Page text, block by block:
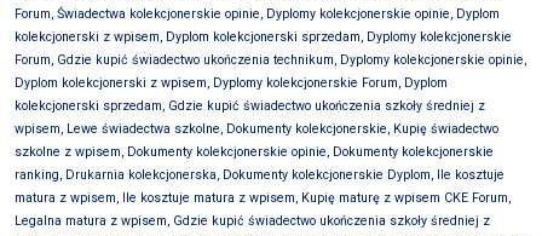
Forum, Świadectwa kolekcjonerskie opinie, Dyplomy kolekcjonerskie opinie, Dyplom
kolekcjonerski z wpisem, Dyplom kolekcjonerski sprzedam, Dyplomy kolekcjonerskie
Forum, Gdzie kupić świadectwo ukończenia technikum, Dyplomy kolekcjonerskie opinie,
Dyplom kolekcjonerski z wpisem, Dyplomy kolekcjonerskie Forum, Dyplom
kolekcjonerski sprzedam, Gdzie kupić świadectwo ukończenia szkoły średniej z
wpisem, Lewe świadectwa szkolne, Dokumenty kolekcjonerskie, Kupię świadectwo
szkolne z wpisem, Dokumenty kolekcjonerskie opinie, Dokumenty kolekcjonerskie
ranking, Drukarnia kolekcjonerska, Dokumenty kolekcjonerskie Dyplom, Ile kosztuje
matura z wpisem, Ile kosztuje matura z wpisem, Kupię maturę z wpisem CKE Forum,
Legalna matura z wpisem, Gdzie kupić świadectwo ukończenia szkoły średniej z